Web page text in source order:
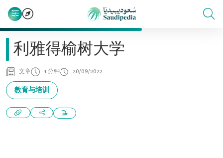
利雅得榆树大学
文章 4 分钟 20/09/2022
教育与培训